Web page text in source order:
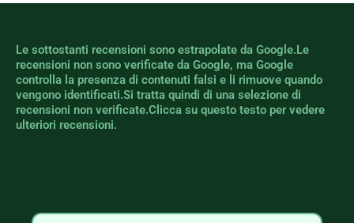
Le sottostanti recensioni sono estrapolate da Google.Le
recensioni non sono verificate da Google, ma Google
controlla la presenza di contenuti falsi e li rimuove quando
vengono identificati.Si tratta quindi di una selezione di
recensioni non verificate.Clicca su questo testo per vedere
ulteriori recensioni.